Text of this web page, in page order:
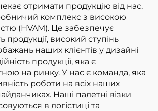
отримати продукцію від нас.
комплекс з високою
(HVAM). Це забезпечує
продукції, високий ступінь
наших клієнтів у дизайні
продукції, яка є
на ринку. У нас є команда, яка
роботи на всіх наших
Наші палетні візки
в логістиці та